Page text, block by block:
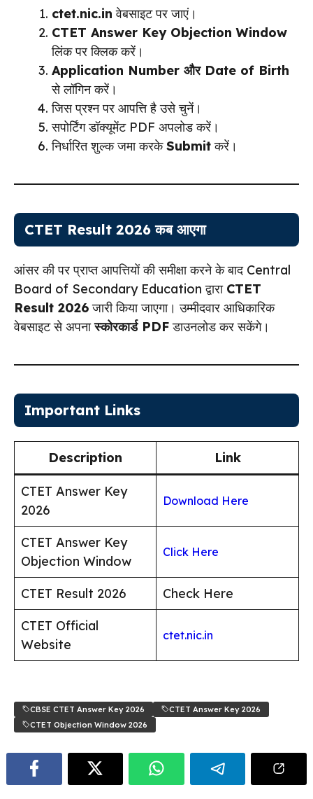
ctet.nic.in वेबसाइट पर जाएं।
CTET Answer Key Objection Window
लिंक पर क्लिक करें।
Application Number और Date of Birth
से लॉगिन करें।
जिस प्रश्न पर आपत्ति है उसे चुनें।
सपोर्टिंग डॉक्यूमेंट PDF अपलोड करें।
निर्धारित शुल्क जमा करकेSubmitकरें।
CTET Result 2026 कब आएगा
आंसर की पर प्राप्त आपत्तियों की समीक्षा करने के बाद Central
Board of Secondary Education द्वारा CTET
Result 2026जारी किया जाएगा। उम्मीदवार आधिकारिक
वेबसाइट से अपनास्कोरकार्ड PDFडाउनलोड कर सकेंगे।
Important Links
Description Link
CTET Answer Key
2026
Download Here
CTET Answer Key
Objection Window
Click Here
CTET Result 2026
Check Here
CTET Official
Website
ctet.nic.in
CBSE CTET Answer Key 2026
CTET Answer Key 2026
CTET Objection Window 2026